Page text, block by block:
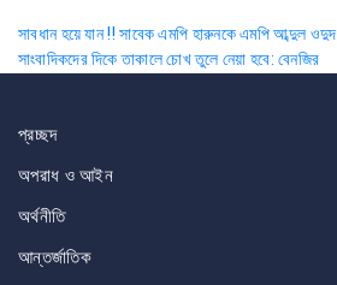
Post
navigation
সাবধান হয়ে যান !! সাবেক এমপি হারুনকে এমপি আব্দুল ওদুদ
সাংবাদিকদের দিকে তাকালে চোখ তুলে নেয়া হবে: বেনজির
প্রচ্ছদ
অপরাধ ও আইন
অর্থনীতি
আন্তর্জাতিক